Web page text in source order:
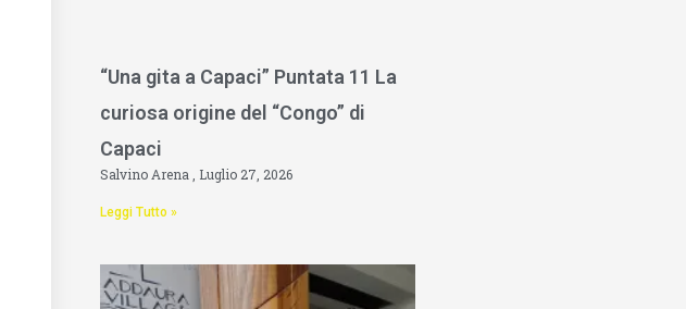
“Una gita a Capaci” Puntata 11 La
curiosa origine del “Congo” di
Capaci
Salvino Arena Luglio 27, 2026
Leggi Tutto »